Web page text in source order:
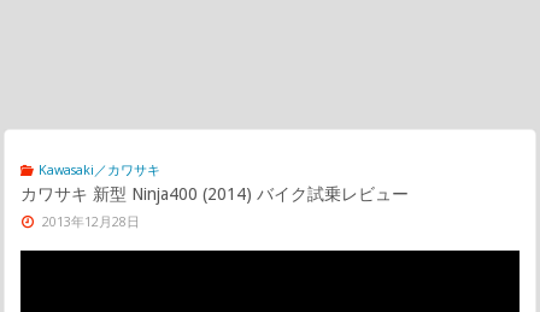
Kawasaki／カワサキ
カワサキ 新型 Ninja400 (2014) バイク試乗レビュー
2013年12月28日